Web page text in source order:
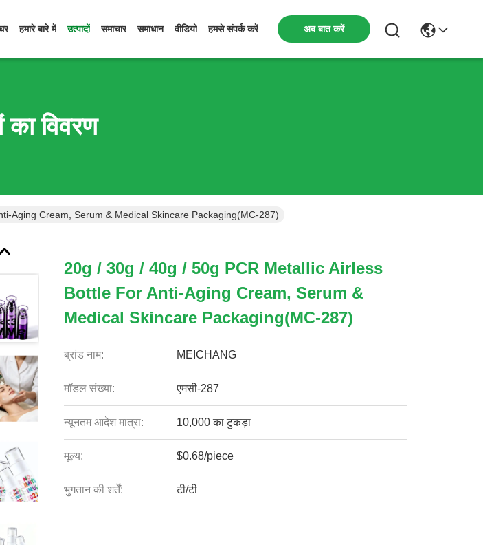
हमारे बारे में उत्पादों समाचार समाधान वीडियो हमसे संपर्क करें अब बात करें
का विवरण
Aging Cream, Serum & Medical Skincare Packaging(MC-287)
20g / 30g / 40g / 50g PCR Metallic Airless
Bottle For Anti-Aging Cream, Serum &
Medical Skincare Packaging(MC-287)
ब्रांड नाम: MEICHANG
मॉडल संख्या: एमसी-287
न्यूनतम आदेश मात्रा: 10,000 का टुकड़ा
मूल्य: $0.68/piece
भुगतान की शर्तें: टी/टी